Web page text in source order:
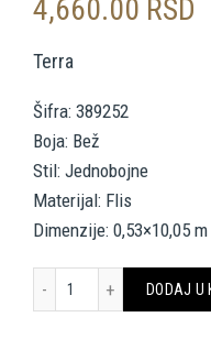
4,660.00 RSD
Terra
Šifra: 389252
Boja: Bež
Stil: Jednobojne
Materijal: Flis
Dimenzije: 0,53×10,05 m
A.S. CRÉATION
DODAJ U